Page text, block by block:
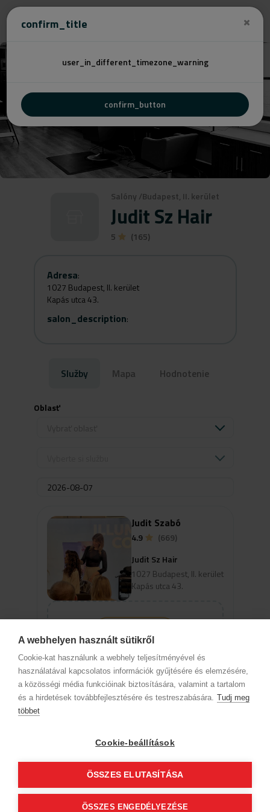
confirm_title
user_in_different_timezone_warning
confirm_button
A webhelyen használt sütikről
Cookie-kat használunk a webhely teljesítményével és
használatával kapcsolatos információk gyűjtésére és elemzésére,
a közösségi média funkcióinak biztosítására, valamint a tartalom
és a hirdetések továbbfejlesztésére és testreszabására. Tudj meg
többet
Cookie-beállítások
ÖSSZES ELUTASÍTÁSA
ÖSSZES ENGEDÉLYEZÉSE
Salóny /Budapest, II. kerület
Judit Sz Hair
5 (165)
Adresa:
1027 Budapest, II. kerület
Kapás utca 43.
salon_description:
Služby Mapa Hodnotenie
Oblasť
Ak chcete zobraziť termíny pre
online rezerváciu, vyberte
špecializáciu a službu.
Judit Szabó
4.9
(669)
Judit Sz Hair
1027 Budapest, II. kerület
Kapás utca 43.
Sledujte nás!